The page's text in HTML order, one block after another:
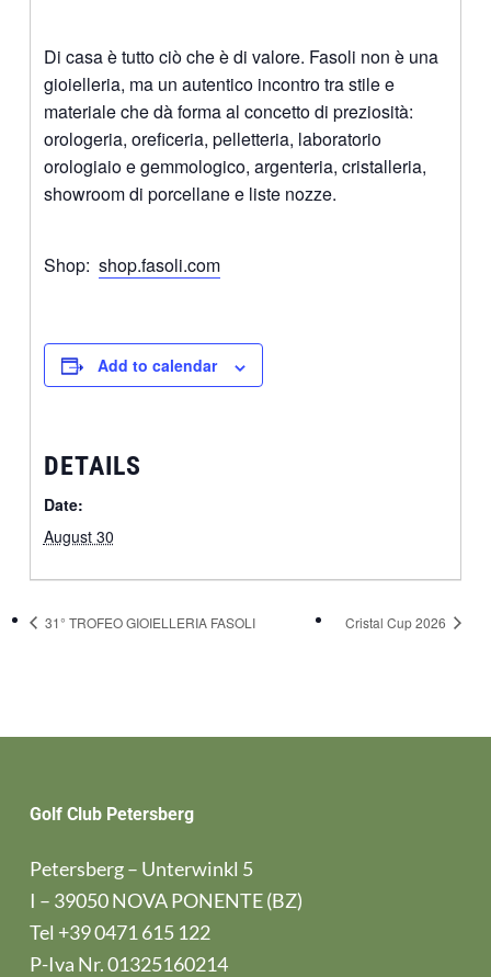
Di casa è tutto ciò che è di valore. Fasoli non è una
gioielleria, ma un autentico incontro tra stile e
materiale che dà forma al concetto di preziosità:
orologeria, oreficeria, pelletteria, laboratorio
orologiaio e gemmologico, argenteria, cristalleria,
showroom di porcellane e liste nozze.
Shop: shop.fasoli.com
Add to calendar
DETAILS
Date:
August 30
31° TROFEO GIOIELLERIA FASOLI Cristal Cup 2026
Golf Club Petersberg
Petersberg – Unterwinkl 5
I – 39050 NOVA PONENTE (BZ)
Tel +39 0471 615 122
P-Iva Nr. 01325160214